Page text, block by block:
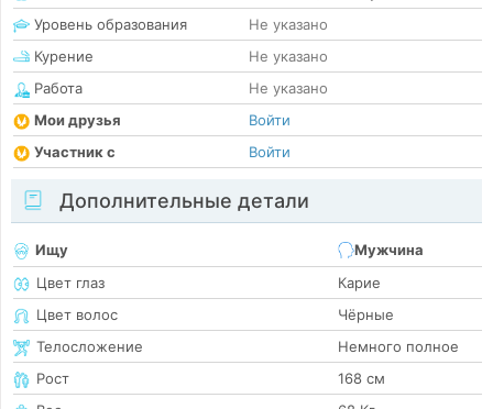
Уровень образования
Не указано
Курение
Не указано
Работа
Не указано
Мои друзья
Войти
Участник с
Войти
Дополнительные детали
Ищу
Мужчина
Цвет глаз
Карие
Цвет волос
Чёрные
Телосложение
Немного полное
Рост
168 см